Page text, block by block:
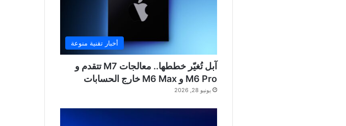
أخبار تقنية منوعة
آبل تُغيّر خططها.. معالجات M7 تتقدم و
M6 Pro و M6 Max خارج الحسابات
يونيو 28, 2026